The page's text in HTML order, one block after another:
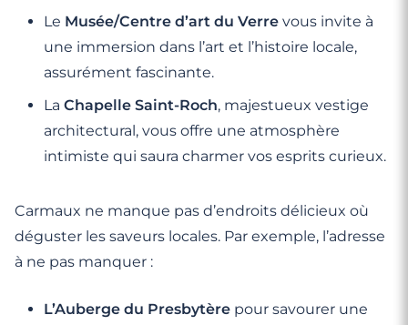
Le Musée/Centre d’art du Verre vous invite à
une immersion dans l’art et l’histoire locale,
assurément fascinante.
La Chapelle Saint-Roch, majestueux vestige
architectural, vous offre une atmosphère
intimiste qui saura charmer vos esprits curieux.
Carmaux ne manque pas d’endroits délicieux où
déguster les saveurs locales. Par exemple, l’adresse
à ne pas manquer :
L’Auberge du Presbytère pour savourer une